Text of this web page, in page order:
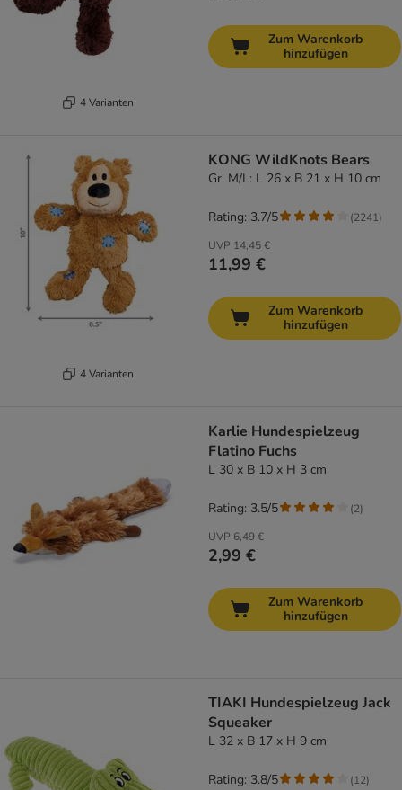
4 Varianten
Zum Warenkorb
hinzufügen
4 Varianten
KONG WildKnots Bears
Gr. M/L: L 26 x B 21 x H 10 cm
UVP 14,45 €
11,99 €
Rating: 3.7/5 (2241)
Zum Warenkorb
hinzufügen
Karlie Hundespielzeug
Flatino Fuchs
L 30 x B 10 x H 3 cm
UVP 6,49 €
2,99 €
Rating: 3.5/5 (2)
Zum Warenkorb
hinzufügen
TIAKI Hundespielzeug Jack
Squeaker
L 32 x B 17 x H 9 cm
Rating: 3.8/5 (12)